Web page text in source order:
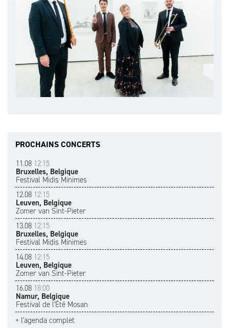
PROCHAINS CONCERTS
11.08 12:15
Bruxelles, Belgique
Festival Midis Minimes
12.08 12:15
Leuven, Belgique
Zomer van Sint-Pieter
13.08 12:15
Bruxelles, Belgique
Festival Midis Minimes
14.08 12:15
Leuven, Belgique
Zomer van Sint-Pieter
16.08 18:00
Namur, Belgique
Festival de l'Été Mosan
+ l'agenda complet